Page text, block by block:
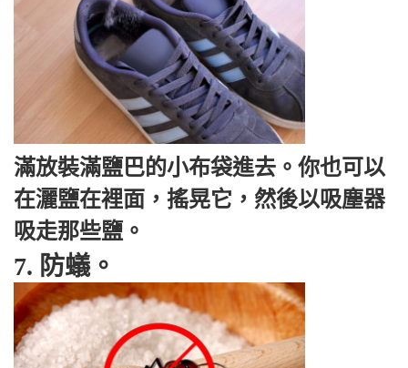
滿放裝滿鹽巴的小布袋進去。 你也可以
在灑鹽在裡面，搖晃它，然後以吸塵器
吸走那些鹽。
7. 防蟻。